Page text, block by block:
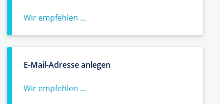
Wir empfehlen ...
E-Mail-Adresse anlegen
Wir empfehlen ...